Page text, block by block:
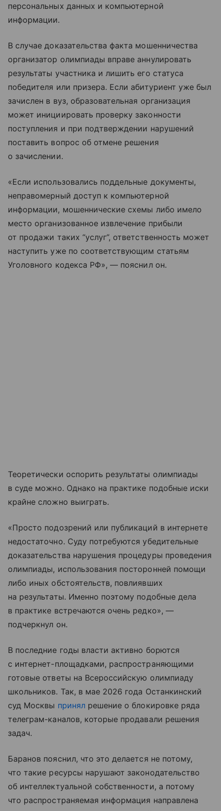
персональных данных и компьютерной
информации.
В случае доказательства факта мошенничества
организатор олимпиады вправе аннулировать
результаты участника и лишить его статуса
победителя или призера. Если абитуриент уже был
зачислен в вуз, образовательная организация
может инициировать проверку законности
поступления и при подтверждении нарушений
поставить вопрос об отмене решения
о зачислении.
«Если использовались поддельные документы,
неправомерный доступ к компьютерной
информации, мошеннические схемы либо имело
место организованное извлечение прибыли
от продажи таких “услуг”, ответственность может
наступить уже по соответствующим статьям
Уголовного кодекса РФ», — пояснил он.
Теоретически оспорить результаты олимпиады
в суде можно. Однако на практике подобные иски
крайне сложно выиграть.
«Просто подозрений или публикаций в интернете
недостаточно. Суду потребуются убедительные
доказательства нарушения процедуры проведения
олимпиады, использования посторонней помощи
либо иных обстоятельств, повлиявших
на результаты. Именно поэтому подобные дела
в практике встречаются очень редко», —
подчеркнул он.
В последние годы власти активно борются
с интернет-площадками, распространяющими
готовые ответы на Всероссийскую олимпиаду
школьников. Так, в мае 2026 года Останкинский
суд Москвы принялрешение о блокировке ряда
телеграм-каналов, которые продавали решения
задач.
Баранов пояснил, что это делается не потому,
что такие ресурсы нарушают законодательство
об интеллектуальной собственности, а потому
что распространяемая информация направлена